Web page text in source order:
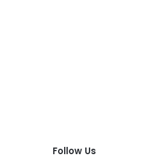
Follow Us